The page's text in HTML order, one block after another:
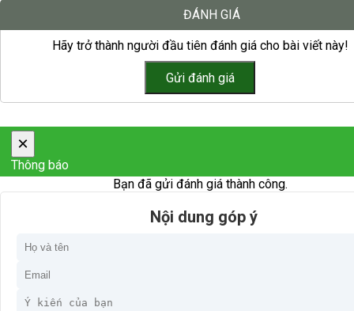
ĐÁNH GIÁ
Hãy trở thành người đầu tiên đánh giá cho bài viết này!
×
Thông báo
Bạn đã gửi đánh giá thành công.
Nội dung góp ý